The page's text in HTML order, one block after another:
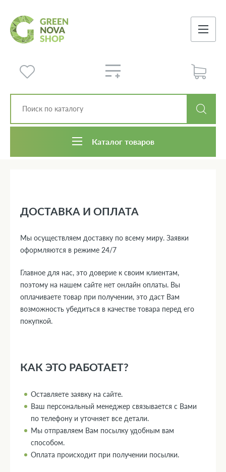
Каталог товаров
ДОСТАВКА И ОПЛАТА
Мы осуществляем доставку по всему миру. Заявки
оформляются в режиме 24/7
Главное для нас, это доверие к своим клиентам,
поэтому на нашем сайте нет онлайн оплаты. Вы
оплачиваете товар при получении, это даст Вам
возможность убедиться в качестве товара перед его
покупкой.
КАК ЭТО РАБОТАЕТ?
Оставляете заявку на сайте.
Ваш персональный менеджер связывается с Вами
по телефону и уточняет все детали.
Мы отправляем Вам посылку удобным вам
способом.
Оплата происходит при получении посылки.